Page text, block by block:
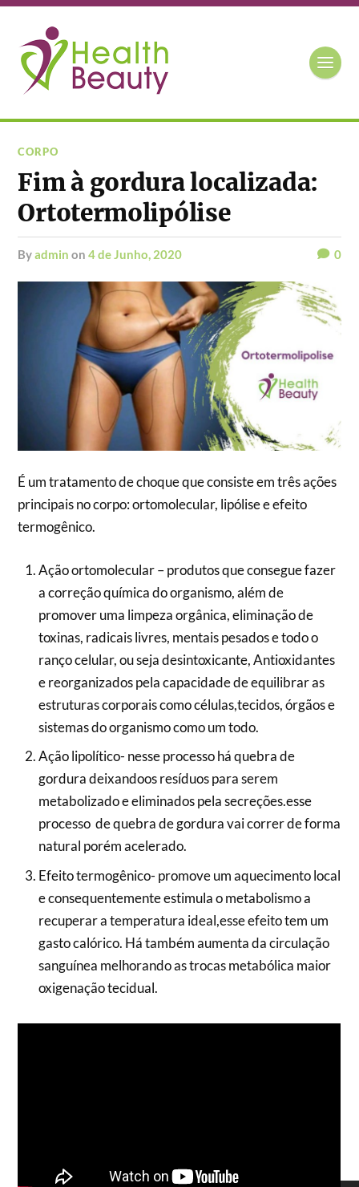
CORPO
Fim à gordura localizada:
Ortotermolipólise
byadmin on4 de Junho, 2020 0
É um tratamento de choque que consiste em três ações
principais no corpo: ortomolecular, lipólise e efeito
termogênico.
Ação ortomolecular – produtos que consegue fazer
a correção química do organismo, além de
promover uma limpeza orgânica, eliminação de
toxinas, radicais livres, mentais pesados e todo o
ranço celular, ou seja desintoxicante, Antioxidantes
e reorganizados pela capacidade de equilibrar as
estruturas corporais como células,tecidos, órgãos e
sistemas do organismo como um todo.
Ação lipolítico- nesse processo há quebra de
gordura deixandoos resíduos para serem
metabolizado e eliminados pela secreções.esse
processo de quebra de gordura vai correr de forma
natural porém acelerado.
Efeito termogênico- promove um aquecimento local
e consequentemente estimula o metabolismo a
recuperar a temperatura ideal,esse efeito tem um
gasto calórico. Há também aumenta da circulação
sanguínea melhorando as trocas metabólica maior
oxigenação tecidual.